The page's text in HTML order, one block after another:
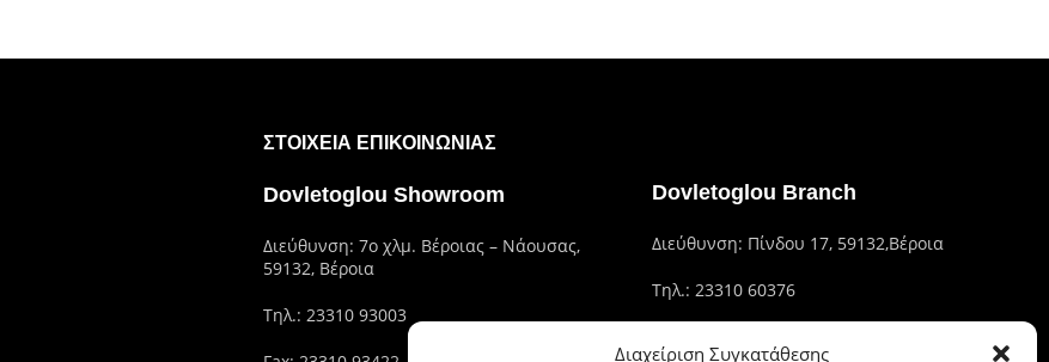
Διαχείριση Συγκατάθεσης
ΣΤΟΙΧΕΊΑ ΕΠΙΚΟΙΝΩΝΊΑΣ
Dovletoglou Showroom
Διεύθυνση: 7ο χλμ. Βέροιας – Νάουσας,
59132, Βέροια
Τηλ.: 23310 93003
Dovletoglou Branch
Διεύθυνση: Πίνδου 17, 59132,Βέροια
Τηλ.: 23310 60376